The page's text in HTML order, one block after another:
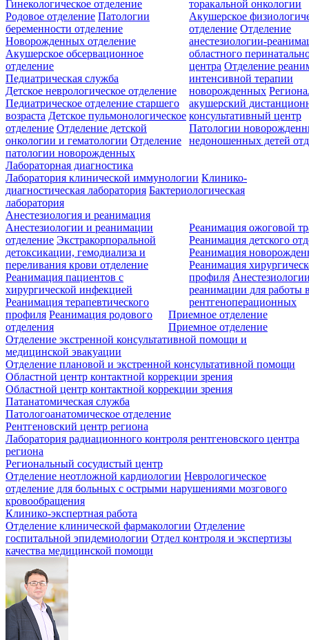
торакальной онкологии
Гинекологическое отделение
Родовое отделение Патологии
беременности отделение
Новорожденных отделение
Акушерское обсервационное
отделение
Акушерское
отделение Отделение
анестезиологии-
областного
центра Отделение
интенсивной терапии
новорожденных
акушерский
консультативный центр
Патологии
недоношенных детей
Педиатрическая служба
Детское неврологическое отделение
Педиатрическое отделение старшего
возраста Детское пульмонологическое
отделение Отделение детской
онкологии и гематологии Отделение
патологии новорожденных
Лабораторная диагностика
Лаборатория клинической иммунологии Клинико-
диагностическая лаборатория Бактериологическая
лаборатория
Анестезиология и реанимация
Анестезиологии и реанимации
отделение Экстракорпоральной
детоксикации, гемодиализа и
переливания крови отделение
Реанимация пациентов с
хирургической инфекцией
Реанимация терапевтического
профиля Реанимация родового
отделения
Реанимация ожоговой
Реанимация детского
Реанимация
Реанимация
профиля
реанимации для работы
рентгеноперационных
Приемное отделение
Приемное отделение
Отделение экстренной консультативной помощи и
медицинской эвакуации
Отделение плановой и экстренной консультативной помощи
Областной центр контактной коррекции зрения
Областной центр контактной коррекции зрения
Патанатомическая служба
Патологоанатомическое отделение
Рентгеновский центр региона
Лаборатория радиационного контроля рентгеновского центра
региона
Региональный сосудистый центр
Отделение неотложной кардиологии Неврологическое
отделение для больных с острыми нарушениями мозгового
кровообращения
Клинико-экспертная работа
Отделение клинической фармакологии Отделение
госпитальной эпидемиологии Отдел контроля и экспертизы
качества медицинской помощи